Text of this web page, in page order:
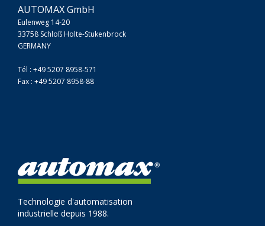
AUTOMAX GmbH
Eulenweg 14-20
33758 Schloß Holte-Stukenbrock
GERMANY
Tél : +49 5207 8958-571
Fax : +49 5207 8958-88
Technologie d'automatisation
industrielle depuis 1988.